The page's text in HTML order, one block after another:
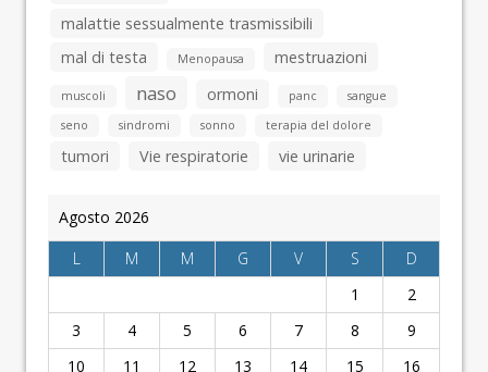
malattie sessualmente trasmissibili
mal di testa
Menopausa mestruazioni
muscoli naso ormoni panc
sangue
seno
sindromi sonno terapia del dolore
tumori Vie respiratorie vie urinarie
Agosto 2026
L
M M G V S
D
1
2
3
4 5 6 7 8
9
10
11 12 13 14 15 16